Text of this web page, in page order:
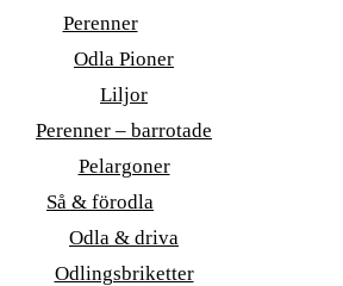
Perenner
Odla Pioner
Liljor
Perenner – barrotade
Pelargoner
Så & förodla
Odla & driva
Odlingsbriketter